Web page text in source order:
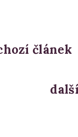
článek